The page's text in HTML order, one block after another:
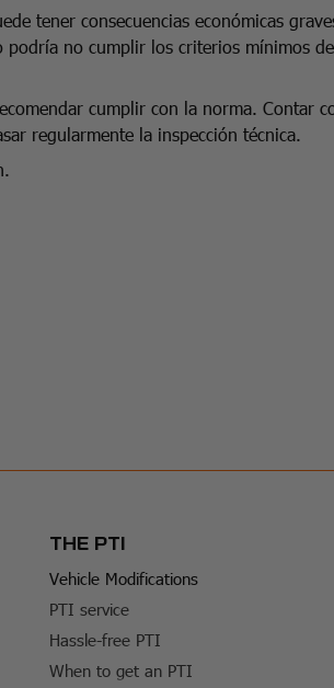
tener consecuencias económicas
no cumplir los criterios mínimos
cumplir con la norma. Contar
regularmente la inspección técnica.
THE PTI
Vehicle Modifications
PTI service
Hassle-free PTI
When to get an PTI